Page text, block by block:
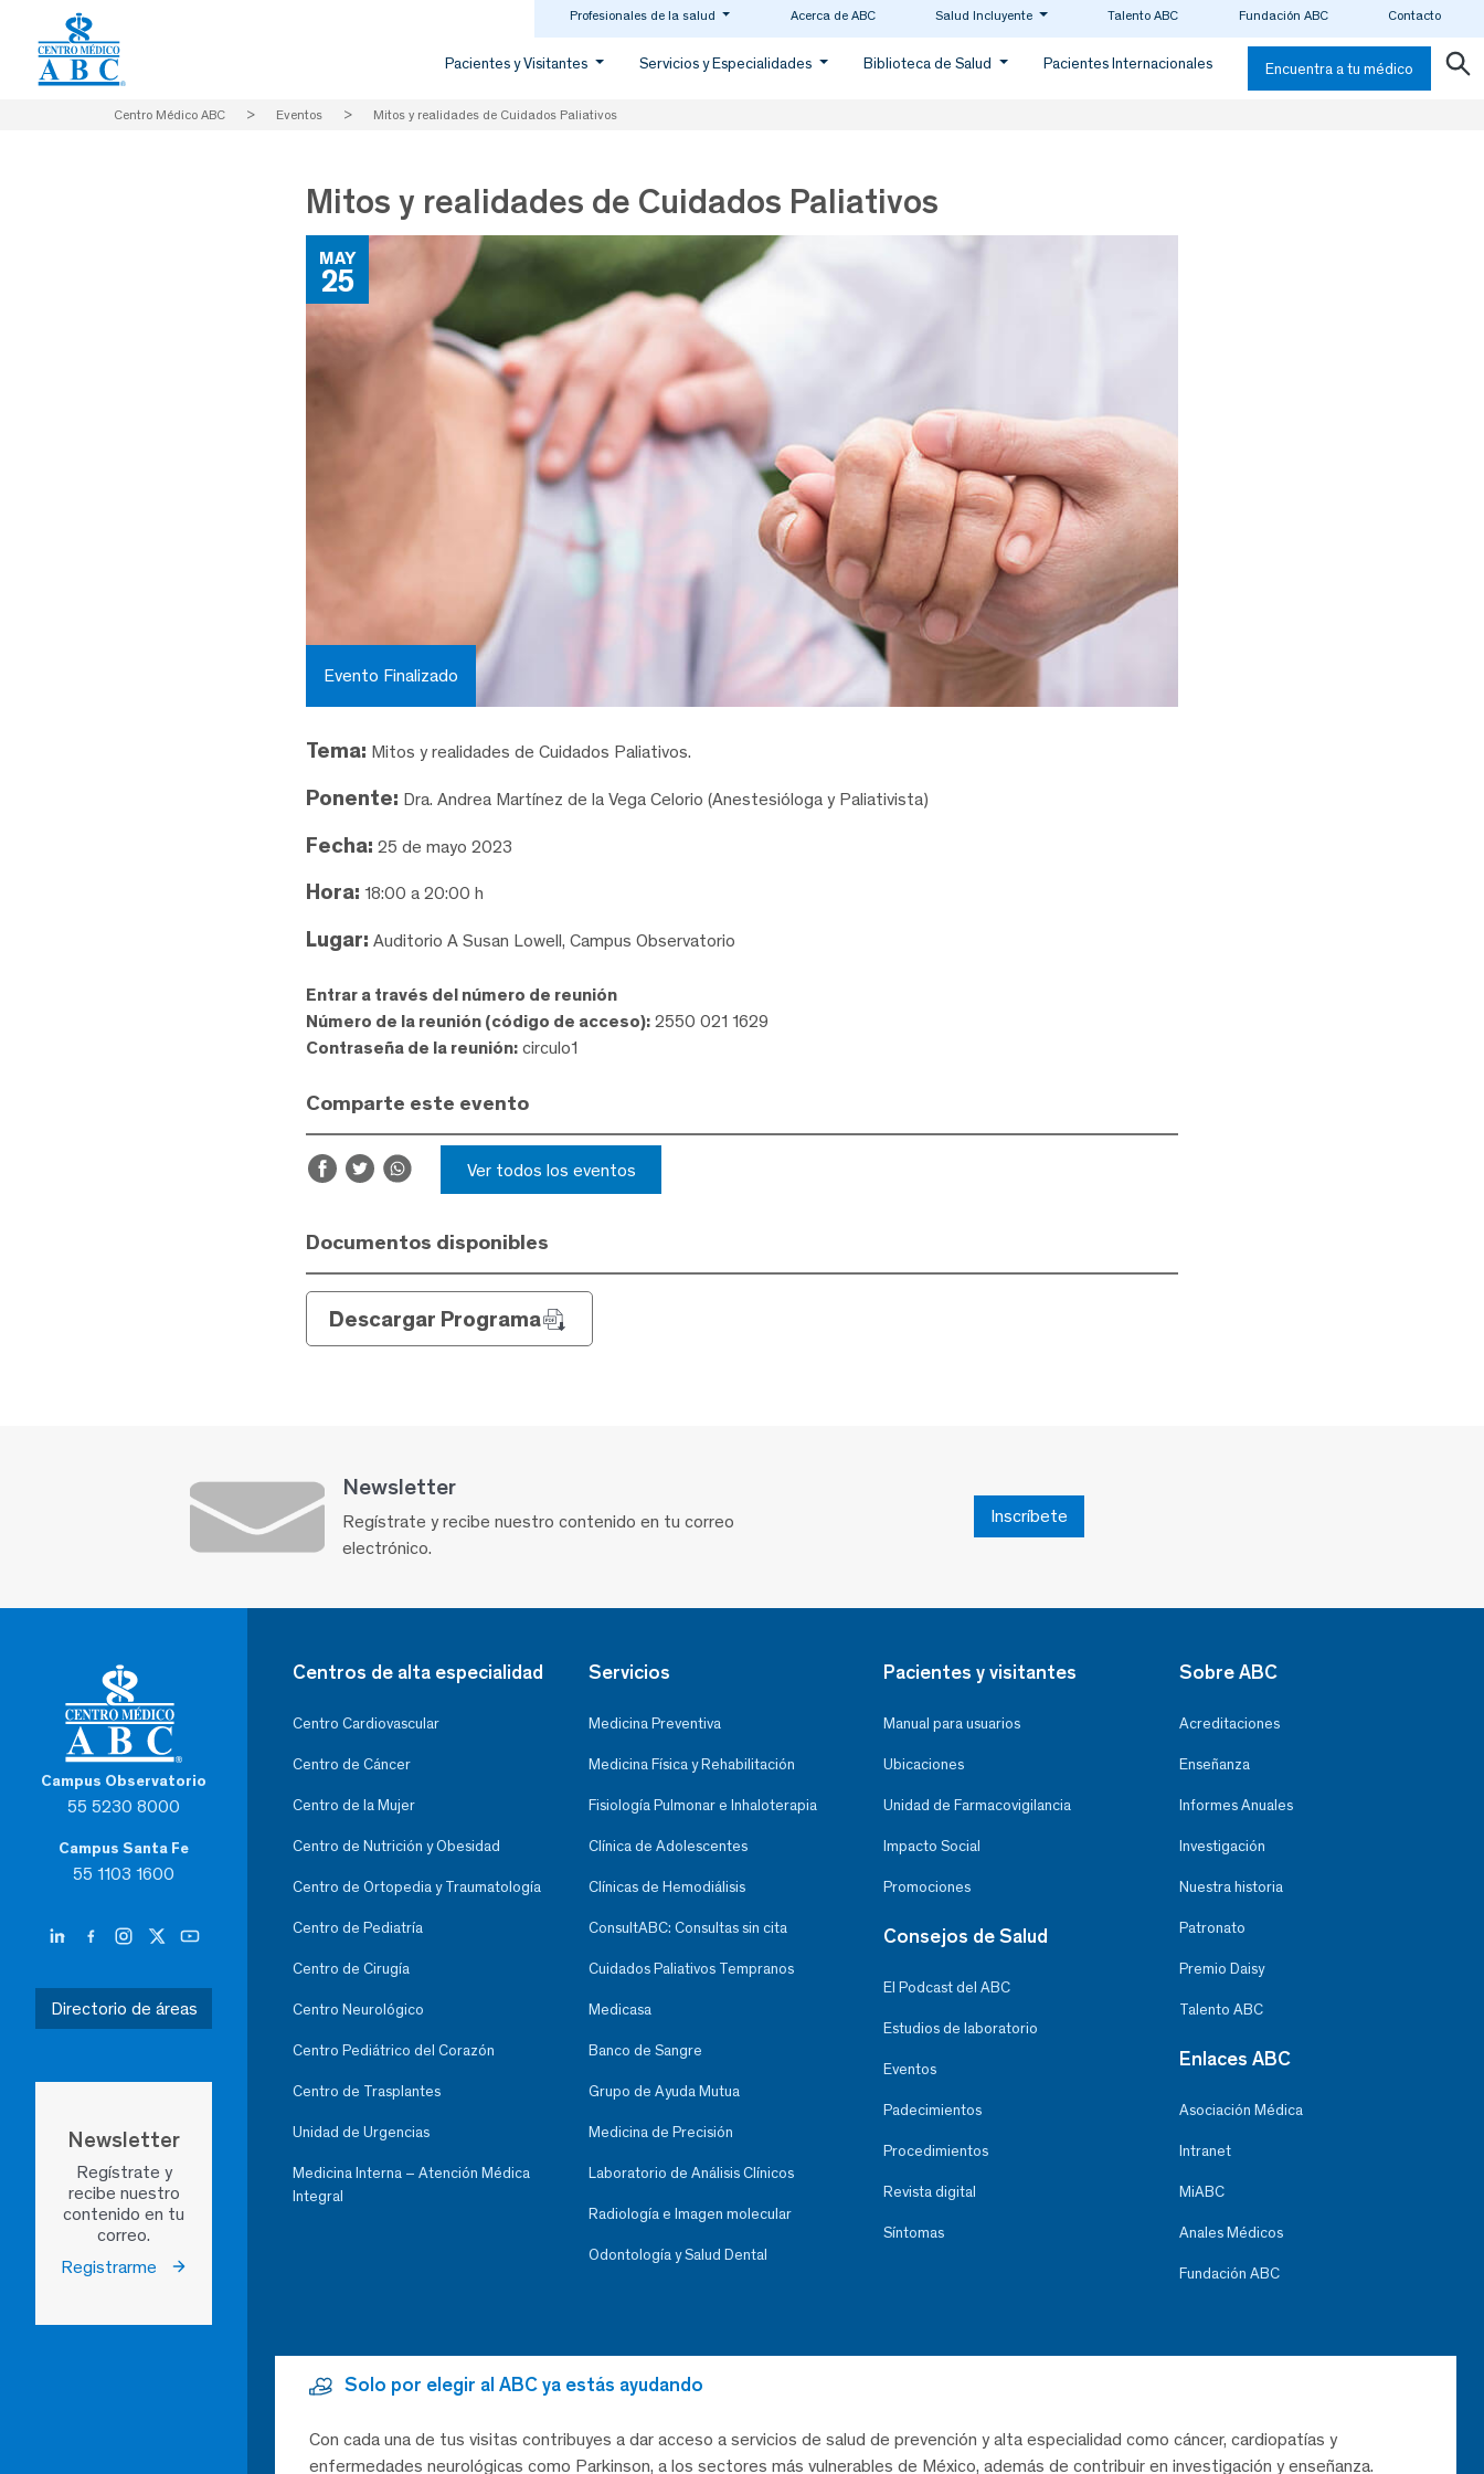
Profesionales de la salud Acerca de ABC Salud Incluyente Talento ABC Fundación ABC Contacto
Pacientes y Visitantes Servicios y Especialidades Biblioteca de Salud Pacientes Internacionales Encuentra a tu médico
Centro Médico ABC > Eventos > Mitos y realidades de Cuidados Paliativos
Mitos y realidades de Cuidados Paliativos
MAY
25
Evento Finalizado
Tema: Mitos y realidades de Cuidados Paliativos.
Ponente: Dra. Andrea Martínez de la Vega Celorio (Anestesióloga y Paliativista)
Fecha: 25 de mayo 2023
Hora: 18:00 a 20:00 h
Lugar: Auditorio A Susan Lowell, Campus Observatorio
Entrar a través del número de reunión
Número de la reunión (código de acceso): 2550 021 1629
Contraseña de la reunión: circulo1
Comparte este evento
Ver todos los eventos
Documentos disponibles
Descargar Programa
Newsletter
Regístrate y recibe nuestro contenido en tu correo
electrónico.
Inscríbete
Campus Observatorio
55 5230 8000
Campus Santa Fe
55 1103 1600
Directorio de áreas
Newsletter
Regístrate y
recibe nuestro
contenido en tu
correo.
Registrarme
Centros de alta especialidad
Centro Cardiovascular
Centro de Cáncer
Centro de la Mujer
Centro de Nutrición y Obesidad
Centro de Ortopedia y Traumatología
Centro de Pediatría
Centro de Cirugía
Centro Neurológico
Centro Pediátrico del Corazón
Centro de Trasplantes
Unidad de Urgencias
Medicina Interna – Atención Médica
Integral
Servicios
Medicina Preventiva
Medicina Física y Rehabilitación
Fisiología Pulmonar e Inhaloterapia
Clínica de Adolescentes
Clínicas de Hemodiálisis
ConsultABC: Consultas sin cita
Cuidados Paliativos Tempranos
Medicasa
Banco de Sangre
Grupo de Ayuda Mutua
Medicina de Precisión
Laboratorio de Análisis Clínicos
Radiología e Imagen molecular
Odontología y Salud Dental
Pacientes y visitantes
Manual para usuarios
Ubicaciones
Unidad de Farmacovigilancia
Impacto Social
Promociones
Consejos de Salud
El Podcast del ABC
Estudios de laboratorio
Eventos
Padecimientos
Procedimientos
Revista digital
Síntomas
Sobre ABC
Acreditaciones
Enseñanza
Informes Anuales
Investigación
Nuestra historia
Patronato
Premio Daisy
Talento ABC
Enlaces ABC
Asociación Médica
Intranet
MiABC
Anales Médicos
Fundación ABC
Solo por elegir al ABC ya estás ayudando
Con cada una de tus visitas contribuyes a dar acceso a servicios de salud de prevención y alta especialidad como cáncer, cardiopatías y
enfermedades neurológicas como Parkinson, a los sectores más vulnerables de México, además de contribuir en investigación y enseñanza.